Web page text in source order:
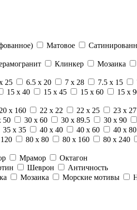
Матовое
Клинкер Мозаика
25 6.5 x 20 7 x 28 7.5 x 15
15 x 40 15 x 45 15 x 60 15 x
20 x 160 22 x 22 22 x 25 23 x 27
50 30 x 60 30 x 89.5 30 x 90
35 x 35 40 x 40 40 x 60 40 x 80
80 x 80 80 x 160 80 x 240
Мрамор
Октагон
Шеврон
Античность
Мозаика Морские мотивы